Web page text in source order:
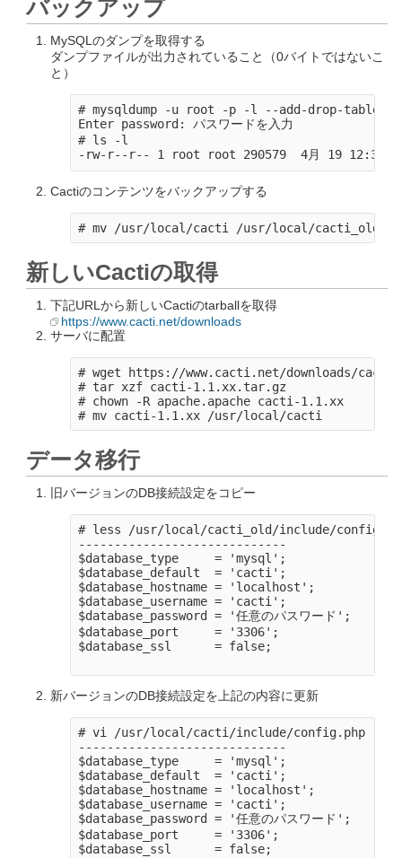
バックアップ
MySQLのダンプを取得する
ダンプファイルが出力されていること（0バイトではないこ
と）
# mysqldump -u root -p -l --add-drop-table
Enter password: パスワードを入力
# ls -l
Cactiのコンテンツをバックアップする
新しいCactiの取得
下記URLから新しいCactiのtarballを取得
https://www.cacti.net/downloads
サーバに配置
# wget https://www.cacti.net/downloads/
# tar xzf cacti-1.1.xx.tar.gz
# chown -R apache.apache cacti-1.1.xx
データ移行
旧バージョンのDB接続設定をコピー
# less /usr/local/cacti_old/include/
-----------------------------
$database_type     = 'mysql';
$database_default  = 'cacti';
$database_hostname = 'localhost';
$database_username = 'cacti';
$database_password = '任意のパスワード';
$database_port     = '3306';
$database_ssl      = false;
新バージョンのDB接続設定を上記の内容に更新
# vi /usr/local/cacti/include/config.php
-----------------------------
$database_type     = 'mysql';
$database_default  = 'cacti';
$database_hostname = 'localhost';
$database_username = 'cacti';
$database_password = '任意のパスワード';
$database_port     = '3306';
$database_ssl      = false;